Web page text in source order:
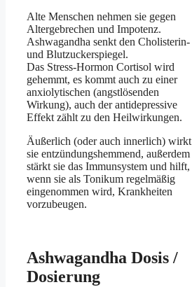
Alte Menschen nehmen sie gegen
Altergebrechen und Impotenz.
Ashwagandha senkt den Cholisterin-
und Blutzuckerspiegel.
Das Stress-Hormon Cortisol wird
gehemmt, es kommt auch zu einer
anxiolytischen (angstlösenden
Wirkung), auch der antidepressive
Effekt zählt zu den Heilwirkungen.
Äußerlich (oder auch innerlich) wirkt
sie entzündungshemmend, außerdem
stärkt sie das Immunsystem und hilft,
wenn sie als Tonikum regelmäßig
eingenommen wird, Krankheiten
vorzubeugen.
Ashwagandha Dosis /
Dosierung